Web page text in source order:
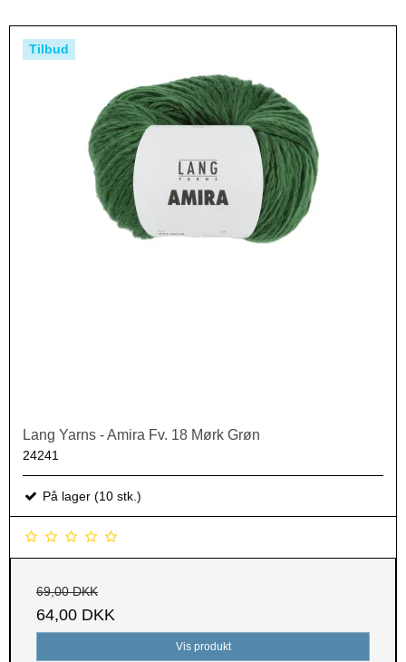
Tilbud
Lang Yarns - Amira Fv. 18 Mørk Grøn
24241
På lager (10 stk.)
69,00 DKK
64,00 DKK
Vis produkt